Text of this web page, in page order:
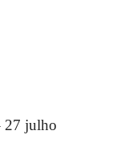
27 julho